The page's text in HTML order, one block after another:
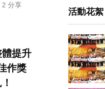
2 分享
提升
作獎
活動花絮